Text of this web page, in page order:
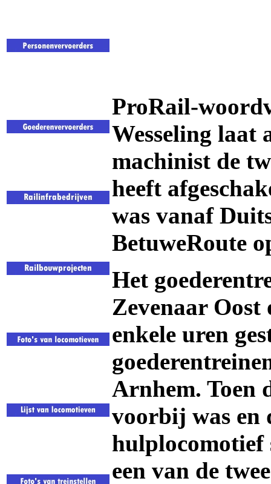
ProRail-
Wesseling laat
machinist de
heeft
was vanaf
BetuweRoute
Het
Zevenaar Oost
enkele uren
Arnhem. Toen
voorbij was en
hulplocomotief
een van de